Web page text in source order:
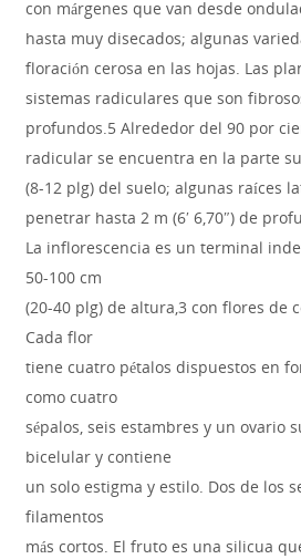
con márgenes que van desde
hasta muy disecados; algunas
floración cerosa en las hojas. Las
sistemas radiculares que son
profundos.5 Alrededor del 90 por
radicular se encuentra en la parte
(8-12 plg) del suelo; algunas raíces
penetrar hasta 2 m (6′ 6,70″) de
La inflorescencia es un terminal
50-100 cm
(20-40 plg) de altura,3 con flores de
Cada flor
tiene cuatro pétalos dispuestos en
como cuatro
sépalos, seis estambres y un ovario
bicelular y contiene
un solo estigma y estilo. Dos de los
filamentos
más cortos. El fruto es una silicua